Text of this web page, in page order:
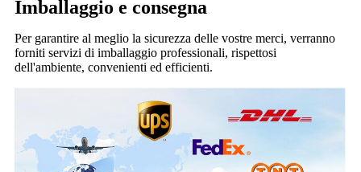
Imballaggio e consegna
Per garantire al meglio la sicurezza delle vostre merci, verranno
forniti servizi di imballaggio professionali, rispettosi
dell'ambiente, convenienti ed efficienti.